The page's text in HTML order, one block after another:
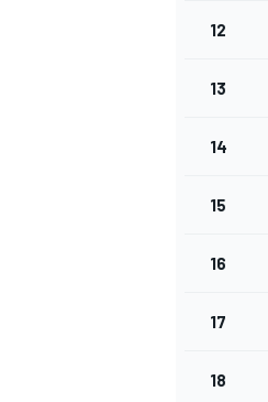
12
13
14
15
16
17
18